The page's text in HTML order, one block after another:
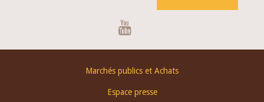
Marchés publics et Achats
Espace presse